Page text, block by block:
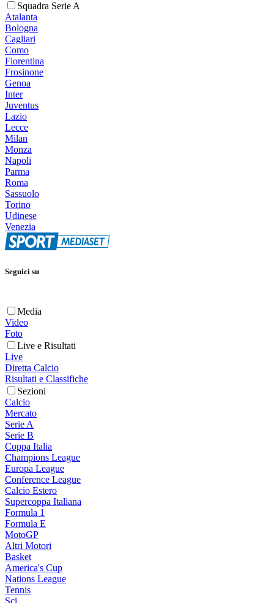
Squadra Serie A
Atalanta
Bologna
Cagliari
Como
Fiorentina
Frosinone
Genoa
Inter
Juventus
Lazio
Lecce
Milan
Monza
Napoli
Parma
Roma
Sassuolo
Torino
Udinese
Venezia
Seguici su
Media
Video
Foto
Live e Risultati
Live
Diretta Calcio
Risultati e Classifiche
Sezioni
Calcio
Mercato
Serie A
Serie B
Coppa Italia
Champions League
Europa League
Conference League
Calcio Estero
Supercoppa Italiana
Formula 1
Formula E
MotoGP
Altri Motori
Basket
America's Cup
Nations League
Tennis
Sci